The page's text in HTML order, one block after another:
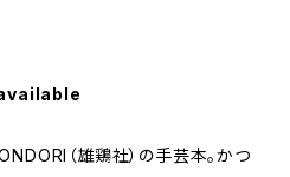
（雄鶏社）の手芸本。かつ